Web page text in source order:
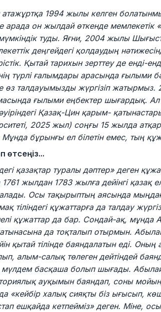
1994 жылы келген
арада он жылдай өткенде
туды. Яғни, 2004 жылы
деңгейдегі қолдаудың
Қытай тарихын зерттеу де енді-
түрлі ғалымдары арасында ғылыми
өз талдауымызды жүргізіп
ғылыми еңбектер шығардық.
Қазақ-Цин қарым-
2025 жыл) соңғы 15 жылда
бұрынғы ел білетін емес, тың
өтсеңіз...
қазақтар туралы дәптер» деген
1761 жылдан 1783 жылға дейінгі қазақ
Осы тақырыптың аясында
тіліндегі құжаттарға да талдау
құжаттар да бар. Сондай-ақ, мұнда
да тоқталып отырмын.
қытай тілінде баяндалатын еді.
алым-салық төлеген дейтіндей
мүлдем басқаша болып шығады.
ауқымын баяндап, соны
«кейбір халық сияқты біз ығысып,
ешқайда кетпейміз» деген. Міне,